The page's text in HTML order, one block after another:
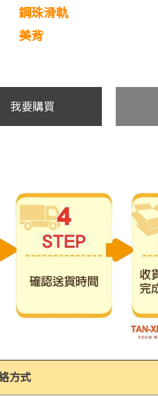
鋼珠滑軌
美背
我要購買
方式